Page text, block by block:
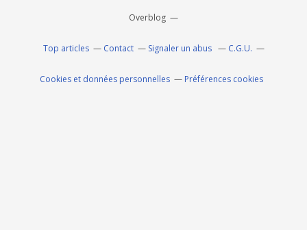
Overblog
Top articles Contact Signaler un abus C.G.U.
Cookies et données personnelles Préférences cookies